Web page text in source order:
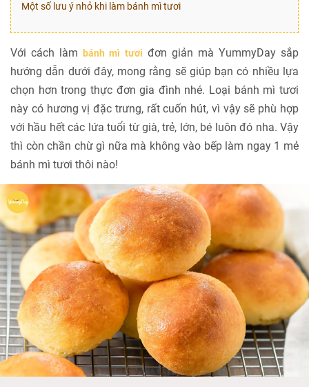
Một số lưu ý nhỏ khi làm bánh mì tươi
Với cách làmbánh mì tươi đơn giản mà YummyDay sắp
hướng dẫn dưới đây, mong rằng sẽ giúp bạn có nhiều lựa
chọn hơn trong thực đơn gia đình nhé. Loại bánh mì tươi
này có hương vị đặc trưng, rất cuốn hút, vì vậy sẽ phù hợp
với hầu hết các lứa tuổi từ già, trẻ, lớn, bé luôn đó nha. Vậy
thì còn chần chừ gì nữa mà không vào bếp làm ngay 1 mẻ
bánh mì tươi thôi nào!